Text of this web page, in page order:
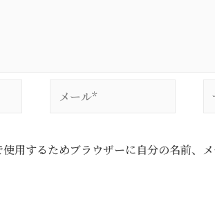
用するためブラウザーに自分の名前、